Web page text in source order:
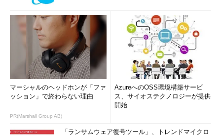
マーシャルのヘッドホンが「ファ
ッション」で終わらない理由
PR(Marshall Group AB)
AzureへのOSS環境構築サービ
ス、サイオステクノロジーが提供
開始
「ランサムウェア復号ツール」、トレンドマイクロ